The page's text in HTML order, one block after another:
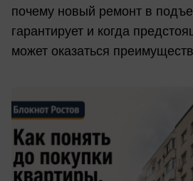
почему новый ремонт в
гарантирует и когда
может оказаться